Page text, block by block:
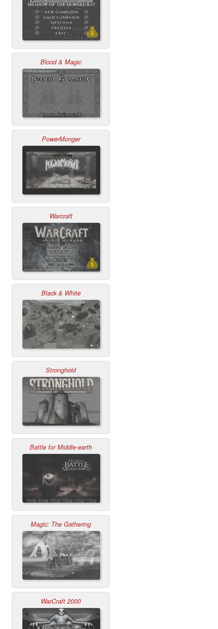
Blood & Magic
PowerMonger
Warcraft
Black & White
Stronghold
Battle for Middle-earth
Magic: The Gathering
WarCraft 2000